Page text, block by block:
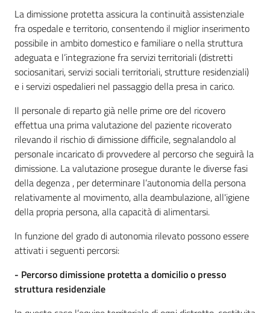
percorsi
di
cura
Come
per...
Strutture
e
territorio
Studiare
a
Piacenza
La dimissione protetta assicura la continuità assistenziale
fra ospedale e territorio, consentendo il miglior inserimento
possibile in ambito domestico e familiare o nella struttura
adeguata e l’integrazione fra servizi territoriali (distretti
sociosanitari, servizi sociali territoriali, strutture residenziali)
e i servizi ospedalieri nel passaggio della presa in carico.
Il personale di reparto già nelle prime ore del ricovero
effettua una prima valutazione del paziente ricoverato
rilevando il rischio di dimissione difficile, segnalandolo al
personale incaricato di provvedere al percorso che seguirà la
dimissione. La valutazione prosegue durante le diverse fasi
della degenza , per determinare l’autonomia della persona
relativamente al movimento, alla deambulazione, all'igiene
della propria persona, alla capacità di alimentarsi.
In funzione del grado di autonomia rilevato possono essere
attivati i seguenti percorsi:
- Percorso dimissione protetta a domicilio o presso
struttura residenziale